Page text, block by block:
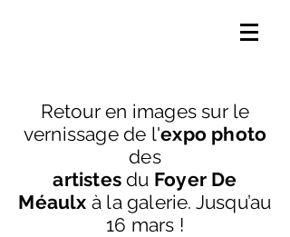
Retour en images sur le
vernissage de l'expo photo
des
artistes du Foyer De
Méaulx à la galerie. Jusqu’au
16 mars !